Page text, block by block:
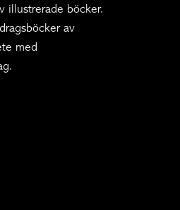
illustrerade böcker.
av
med